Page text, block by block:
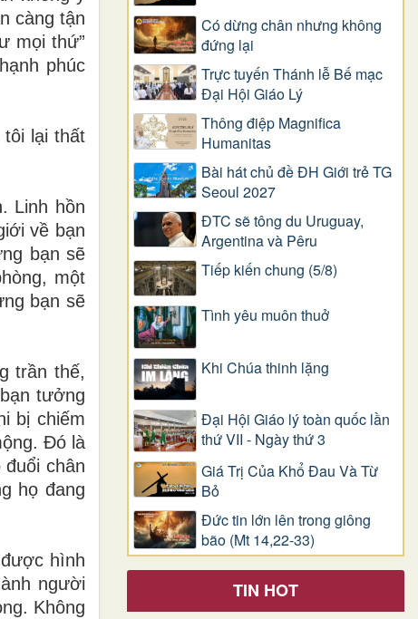
càng tận
mọi thứ”
phúc
lại thất
Linh hồn
về bạn
bạn sẽ
một
bạn sẽ
trần thế,
tưởng
bị chiếm
Đó là
chân
họ đang
hình
người
Không
Có dừng chân nhưng không
đứng lại
Trực tuyến Thánh lễ Bế mạc
Đại Hội Giáo Lý
Thông điệp Magnifica
Humanitas
Bài hát chủ đề ĐH Giới trẻ TG
Seoul 2027
ĐTC sẽ tông du Uruguay,
Argentina và Pêru
Tiếp kiến chung (5/8)
Tình yêu muôn thuở
Khi Chúa thinh lặng
Đại Hội Giáo lý toàn quốc lần
thứ VII - Ngày thứ 3
Giá Trị Của Khổ Ðau Và Từ
Bỏ
Đức tin lớn lên trong giông
bão (Mt 14,22-33)
TIN HOT